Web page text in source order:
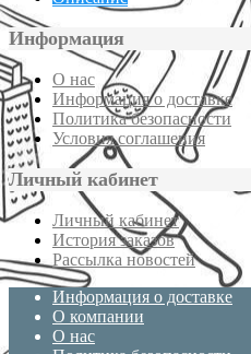
Информация
О нас
Информация о доставке
Политика безопасности
Условия соглашения
Личный кабинет
Личный кабинет
История заказов
Рассылка новостей
Информация о доставке
О компании
О нас